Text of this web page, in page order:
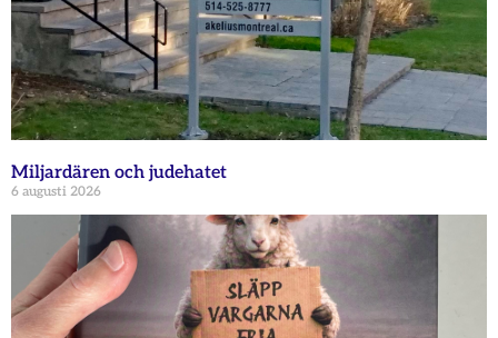
Miljardären och judehatet
6 augusti 2026